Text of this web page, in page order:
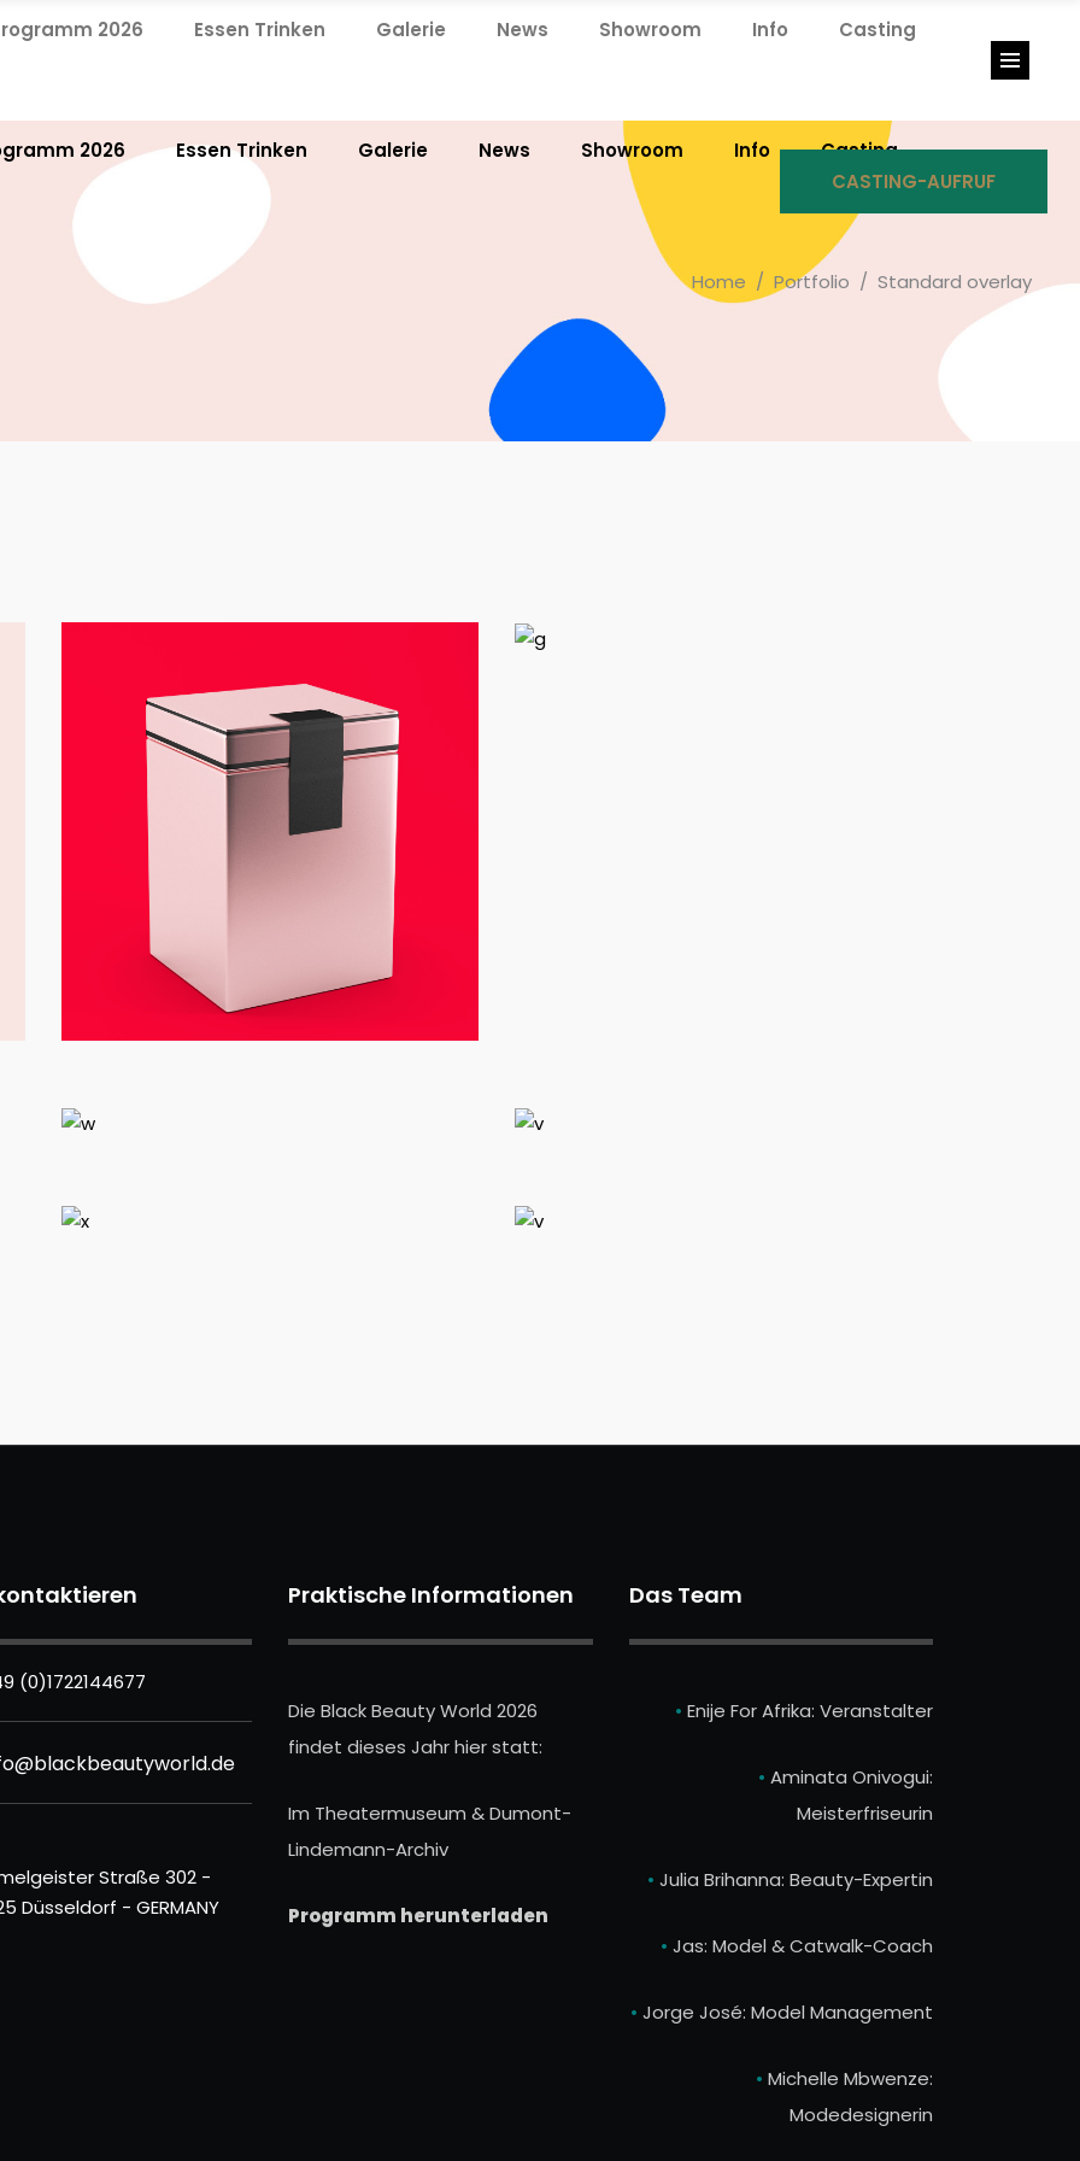
2026 Essen Trinken Galerie News Showroom Info
Casting
CASTING-AUFRUF
2026 Essen Trinken Galerie News Showroom Info Casting
Home / Portfolio / Standard overlay
(0)1722144677
Straße 302 -
Düsseldorf - GERMANY
Praktische Informationen
Die Black Beauty World 2026
findet dieses Jahr hier statt:
Im Theatermuseum & Dumont-
Lindemann-Archiv
Programm herunterladen
Das Team
• Enije For Afrika: Veranstalter
• Aminata Onivogui:
Meisterfriseurin
• Julia Brihanna: Beauty-Expertin
• Jas: Model & Catwalk-Coach
• Jorge José: Model Management
• Michelle Mbwenze:
Modedesignerin